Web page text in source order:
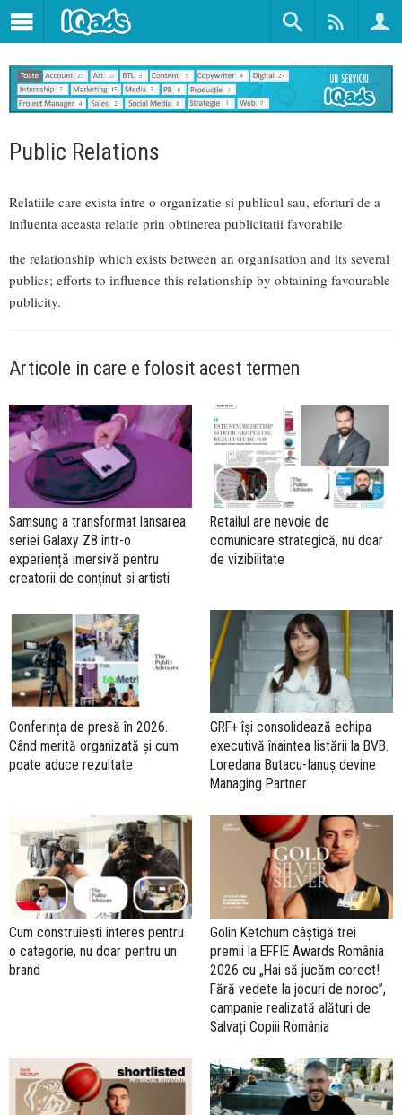
Public Relations
Relatiile care exista intre o organizatie si publicul sau, eforturi de a
influenta aceasta relatie prin obtinerea publicitatii favorabile
the relationship which exists between an organisation and its several
publics; efforts to influence this relationship by obtaining favourable
publicity.
Articole in care e folosit acest termen
Samsung a transformat lansarea
seriei Galaxy Z8 într-o
experiență imersivă pentru
creatorii de conținut si artisti
Retailul are nevoie de
comunicare strategică, nu doar
de vizibilitate
Conferința de presă în 2026.
Când merită organizată și cum
poate aduce rezultate
GRF+ își consolidează echipa
executivă înaintea listării la BVB.
Loredana Butacu-Ianuș devine
Managing Partner
Cum construiești interes pentru
o categorie, nu doar pentru un
brand
Golin Ketchum câștigă trei
premii la EFFIE Awards România
2026 cu „Hai să jucăm corect!
Fără vedete la jocuri de noroc”,
campanie realizată alături de
Salvați Copiii România